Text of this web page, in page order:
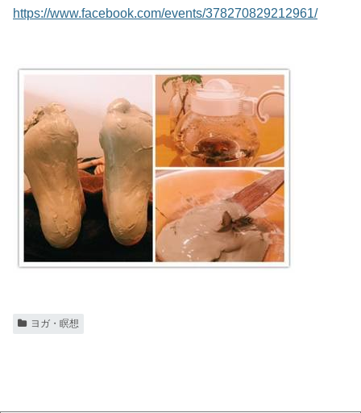
https://www.facebook.com/events/378270829212961/
ヨガ・瞑想